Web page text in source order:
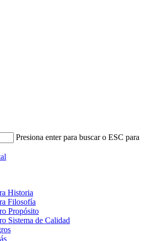
Presiona enter para buscar o ESC para
Historia
Filosofía
Propósito
Sistema de Calidad